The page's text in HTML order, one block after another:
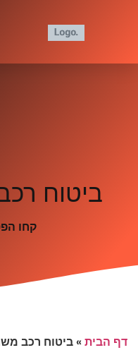
ביטוח
קחו
דף הבית»ביטוח רכב